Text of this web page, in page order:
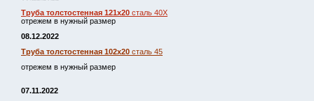
Труба толстостенная 121х20 сталь 40Х
отрежем в нужный размер
08.12.2022
Труба толстостенная 102х20 сталь 45
отрежем в нужный размер
07.11.2022